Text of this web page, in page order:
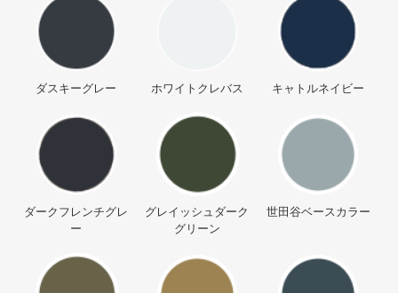
ダスキーグレー ホワイトクレバス キャトルネイビー
ダークフレンチグレ
ー
グレイッシュダーク
グリーン
世田谷ベースカラー